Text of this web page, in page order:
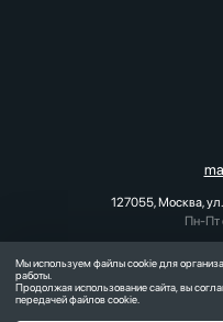
127055, Москва,
Пн-Пт
PR-
Мы используем файлы cookie для
работы.
Продолжая использование сайта, вы
передачей файлов cookie.